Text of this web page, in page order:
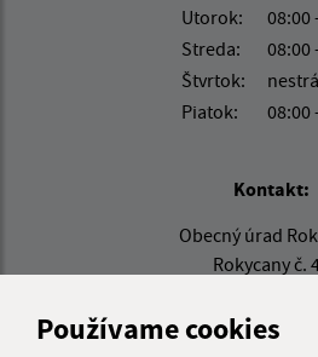
Používame cookies
Utorok:
08:00
Streda:
08:00
Štvrtok:
Piatok:
08:00
Kontakt:
Obecný úrad
Rokycany č.